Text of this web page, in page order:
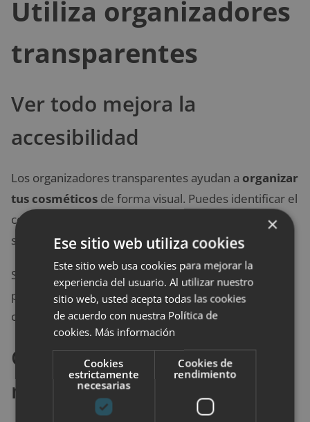
Utiliza organizadores
transparentes
Ver todo mejora la
accesibilidad
Los organizadores transparentes ayudan a organizar
tus cosméticos de forma visual. Puedes identificar el
contenido sin abrir cajones. Eso reduce el tiempo de
selección en la mañana.
Son especialmente útiles para labiales, brochas y
pequeños frascos. Además, combinan bien con
cualquier decoración.
Coloca los productos por
niveles
×
Ese sitio web utiliza cookies
Este sitio web usa cookies para mejorar la
experiencia del usuario. Al utilizar nuestro
sitio web, usted acepta todas las cookies
de acuerdo con nuestra Política de
cookies. Más información
Cookies
estrictamente
necesarias
Cookies de
rendimiento